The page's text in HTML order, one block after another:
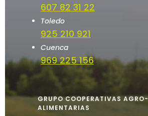
607 82 31 22
Toledo
925 210 921
Cuenca
969 225 156
GRUPO COOPERATIVAS AGRO-
ALIMENTARIAS